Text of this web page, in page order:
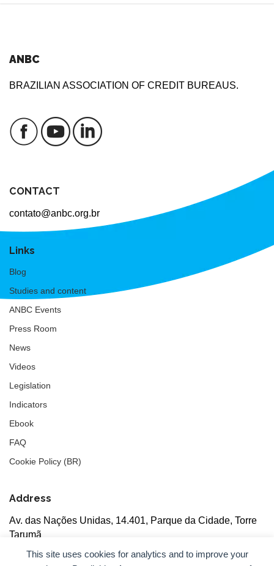
This site uses cookies for analytics and to improve your
ANBC
BRAZILIAN ASSOCIATION OF CREDIT BUREAUS.
CONTACT
contato@anbc.org.br
Links
Blog
Studies and content
ANBC Events
Press Room
News
Videos
Legislation
Indicators
Ebook
FAQ
Cookie Policy (BR)
Address
Av. das Nações Unidas, 14.401, Parque da Cidade, Torre
Tarumã
5th floor, rooms 502/503, CEP: 04730-090, São Paulo, SP